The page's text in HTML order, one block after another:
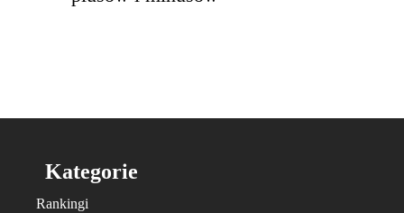
Kategorie
Rankingi